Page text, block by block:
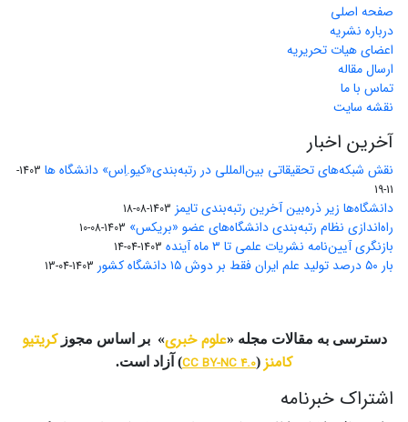
صفحه اصلی
درباره نشریه
اعضای هیات تحریریه
ارسال مقاله
تماس با ما
نقشه سایت
آخرین اخبار
نقش شبکه‌های تحقیقاتی بین‌المللی در رتبه‌بندی«کیو.اِس» دانشگاه ها
1403-
11-19
دانشگاه‌ها زیر ذره‌بین آخرین رتبه‌بندی تایمز 1403-08-18
راه‌اندازی نظام رتبه‌بندی دانشگاه‌‌های عضو «بریکس» 1403-08-10
بازنگری آیین‌نامه نشریات علمی تا ۳ ماه آینده 1403-04-14
بار ۵۰ درصد تولید علم ایران فقط بر دوش ۱۵ دانشگاه کشور 1403-04-13
دسترسی به مقالات مجله «علوم خبری» بر اساس مجوزکریتیو
کامنز (
CC BY-NC 4.0) آزاد است.
اشتراک خبرنامه